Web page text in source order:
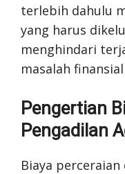
terlebih dahulu
yang harus
menghindari
masalah
Pengertian
Pengadilan
Biaya